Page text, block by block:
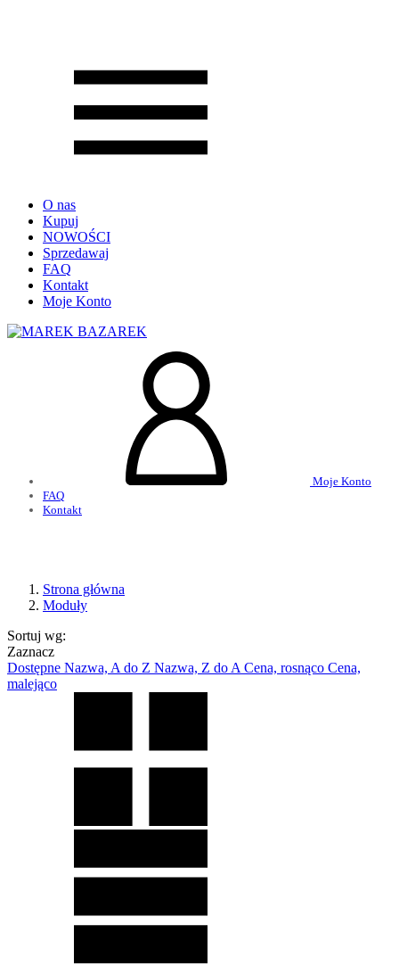
O nas
Kupuj
NOWOŚCI
Sprzedawaj
FAQ
Kontakt
Moje Konto
Moje Konto
FAQ
Kontakt
Strona główna
Moduły
Sortuj wg:
Zaznacz
Dostępne Nazwa, A do Z Nazwa, Z do A Cena, rosnąco Cena,
malejąco